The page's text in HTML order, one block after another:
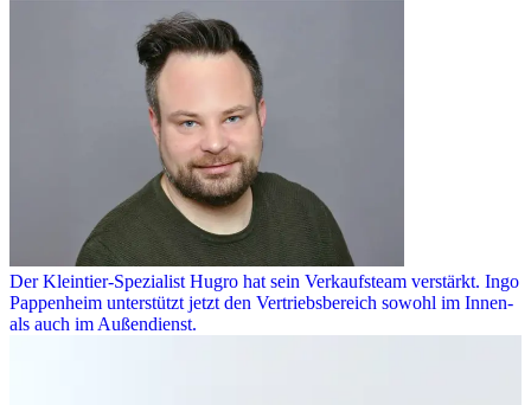
Der Kleintier-Spezialist Hugro hat sein Verkaufsteam verstärkt. Ingo
Pappenheim unterstützt jetzt den Vertriebsbereich sowohl im Innen-
als auch im Außendienst.